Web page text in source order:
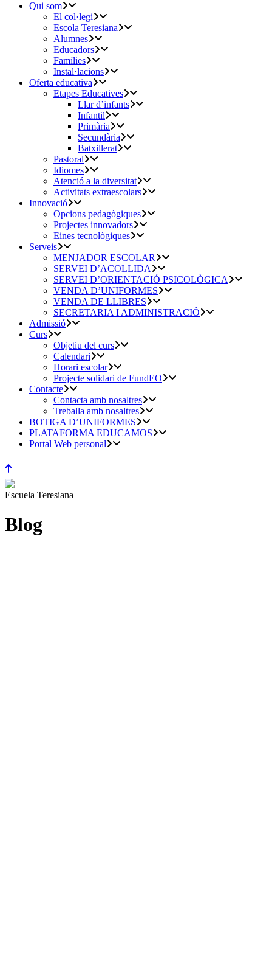
Qui som
El col·legi
Escola Teresiana
Alumnes
Educadors
Famílies
Instal·lacions
Oferta educativa
Etapes Educatives
Llar d’infants
Infantil
Primària
Secundària
Batxillerat
Pastoral
Idiomes
Atenció a la diversitat
Activitats extraescolars
Innovació
Opcions pedagògiques
Projectes innovadors
Eines tecnològiques
Serveis
MENJADOR ESCOLAR
SERVEI D’ACOLLIDA
SERVEI D’ORIENTACIÓ PSICOLÒGICA
VENDA D’UNIFORMES
VENDA DE LLIBRES
SECRETARIA I ADMINISTRACIÓ
Admissió
Curs
Objetiu del curs
Calendari
Horari escolar
Projecte solidari de FundEO
Contacte
Contacta amb nosaltres
Treballa amb nosaltres
BOTIGA D’UNIFORMES
PLATAFORMA EDUCAMOS
Portal Web personal
Escuela Teresiana
Blog